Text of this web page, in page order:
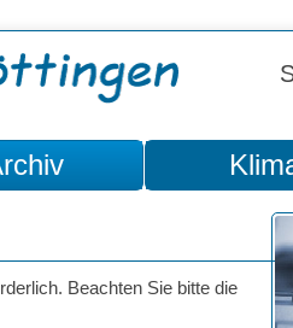
Beachten Sie bitte die